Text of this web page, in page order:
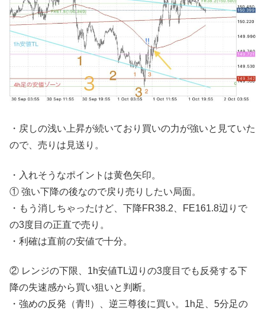
・戻しの浅い上昇が続いており買いの力が強いと見ていた
ので、売りは見送り。
・入れそうなポイントは黄色矢印。
① 強い下降の後なので戻り売りしたい局面。
・もう消しちゃったけど、下降FR38.2、FE161.8辺りで
の3度目の正直で売り。
・利確は直前の安値で十分。
② レンジの下限、1h安値TL辺りの3度目でも反発する下
降の失速感から買い狙いと判断。
・強めの反発（青‼︎）、逆三尊後に買い。1h足、5分足の